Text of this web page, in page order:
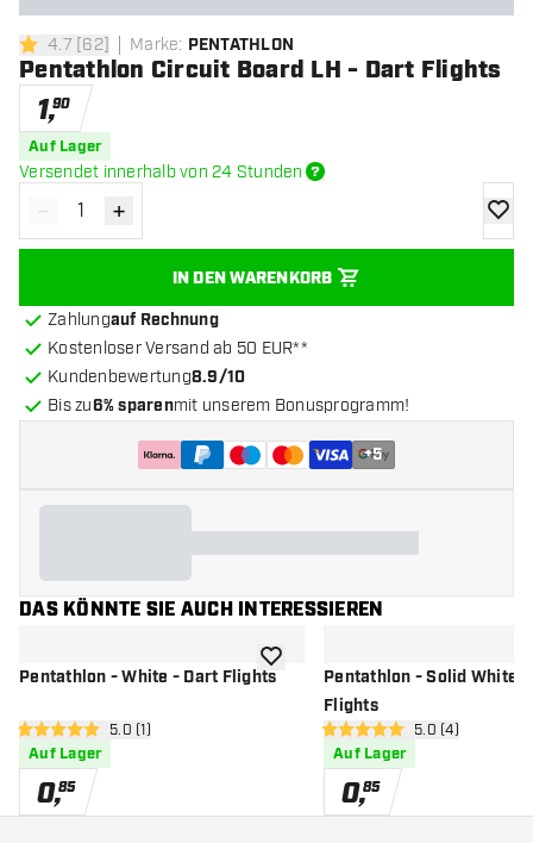
4.7 Bewertungssterne
4.7 [62] Marke: PENTATHLON
Pentathlon Circuit Board LH - Dart Flights
1,90
Auf Lager
Versendet innerhalb von 24 Stunden
Menge verringern
- Menge erhöhen
+
IN DEN WARENKORB
Zur
Zahlungauf Rechnung
Kostenloser Versand ab 50 EUR**
Kundenbewertung8.9/10
Bis zu6% sparenmit unserem Bonusprogramm!
+5
DAS KÖNNTE SIE AUCH INTERESSIEREN
Pentathlon - White - Dart Flights
Bewertungsbereich öffnen
5 Bewertungssterne
5.0 (1)
Auf Lager
0,85
Zur Wunschliste hinzufügen
Pentathlon - Solid White -
Flights
5 Bewertungssterne
5.0 (4)
Auf Lager
0,85